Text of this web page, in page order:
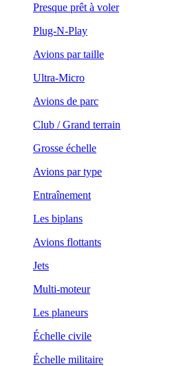
Presque prêt à voler
Plug-N-Play
Avions par taille
Ultra-Micro
Avions de parc
Club / Grand terrain
Grosse échelle
Avions par type
Entraînement
Les biplans
Avions flottants
Jets
Multi-moteur
Les planeurs
Échelle civile
Échelle militaire